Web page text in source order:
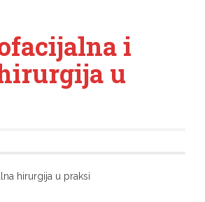
i
u
hirurgija u praksi